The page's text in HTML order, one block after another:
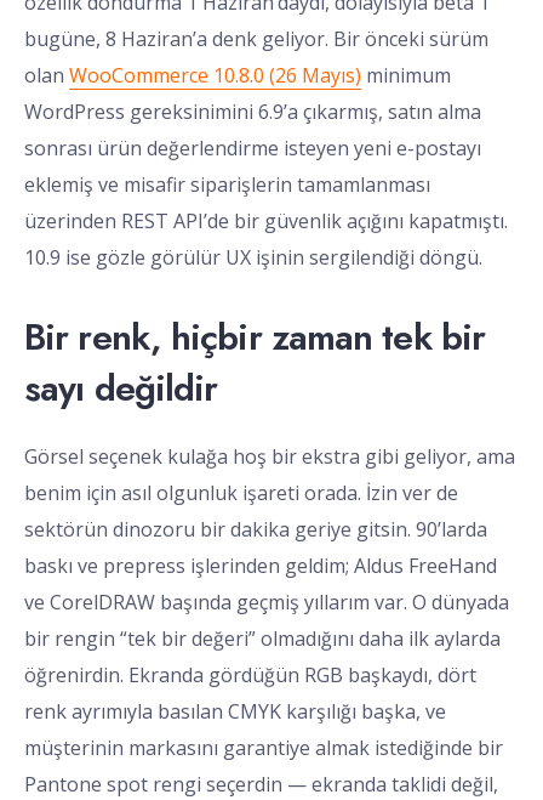
bugüne, 8 Haziran’a denk geliyor. Bir önceki sürüm
olan WooCommerce 10.8.0 (26 Mayıs) minimum
WordPress gereksinimini 6.9’a çıkarmış, satın alma
sonrası ürün değerlendirme isteyen yeni e-postayı
eklemiş ve misafir siparişlerin tamamlanması
üzerinden REST API’de bir güvenlik açığını kapatmıştı.
10.9 ise gözle görülür UX işinin sergilendiği döngü.
Bir renk, hiçbir zaman tek bir
sayı değildir
Görsel seçenek kulağa hoş bir ekstra gibi geliyor, ama
benim için asıl olgunluk işareti orada. İzin ver de
sektörün dinozoru bir dakika geriye gitsin. 90’larda
baskı ve prepress işlerinden geldim; Aldus FreeHand
ve CorelDRAW başında geçmiş yıllarım var. O dünyada
bir rengin “tek bir değeri” olmadığını daha ilk aylarda
öğrenirdin. Ekranda gördüğün RGB başkaydı, dört
renk ayrımıyla basılan CMYK karşılığı başka, ve
müşterinin markasını garantiye almak istediğinde bir
Pantone spot rengi seçerdin — ekranda taklidi değil,